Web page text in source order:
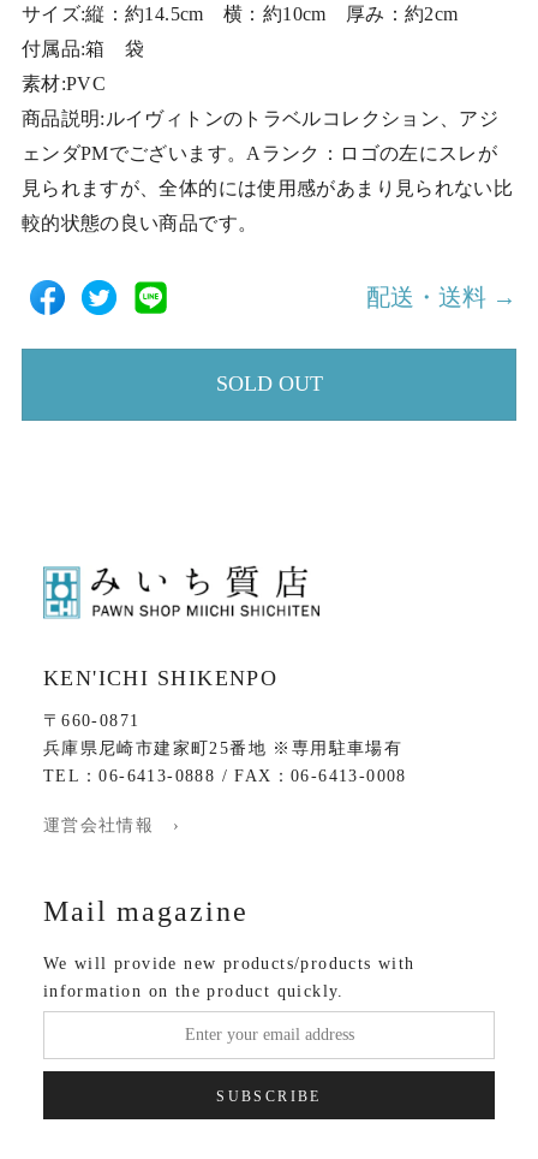
サイズ:縦：約14.5cm 横：約10cm 厚み：約2cm
付属品:箱 袋
素材:PVC
商品説明:ルイヴィトンのトラベルコレクション、アジ
ェンダPMでございます。Aランク：ロゴの左にスレが
見られますが、全体的には使用感があまり見られない比
較的状態の良い商品です。
配送・送料 →
SOLD OUT
KEN'ICHI SHIKENPO
〒660-0871
兵庫県尼崎市建家町25番地 ※専用駐車場有
TEL：06-6413-0888 / FAX：06-6413-0008
運営会社情報 ›
Mail magazine
We will provide new products/products with
information on the product quickly.
SUBSCRIBE